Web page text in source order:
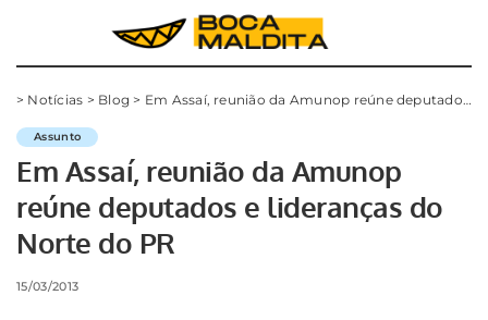
> Notícias > Blog > Em Assaí, reunião da Amunop reúne deputados e lideranças do Norte do PR
Assunto
Em Assaí, reunião da Amunop
reúne deputados e lideranças do
Norte do PR
15/03/2013